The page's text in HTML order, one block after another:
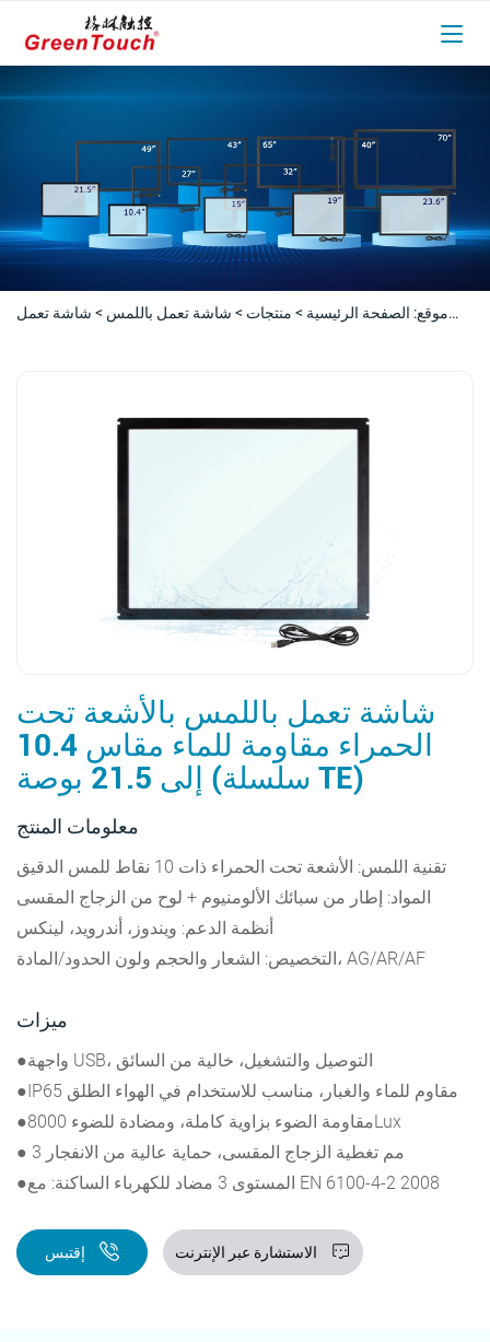
موقع: الصفحة الرئيسية > منتجات > شاشة تعمل باللمس > شاشة تعمل
شاشة تعمل باللمس بالأشعة تحت
الحمراء مقاومة للماء مقاس 10.4
إلى 21.5 بوصة (سلسلة TE)
معلومات المنتج
تقنية اللمس: الأشعة تحت الحمراء ذات 10 نقاط للمس الدقيق
المواد: إطار من سبائك الألومنيوم + لوح من الزجاج المقسى
أنظمة الدعم: ويندوز، أندرويد، لينكس
التخصيص: الشعار والحجم ولون الحدود/المادة، AG/AR/AF
ميزات
●واجهة USB، التوصيل والتشغيل، خالية من السائق
●IP65 مقاوم للماء والغبار، مناسب للاستخدام في الهواء الطلق
●مقاومة الضوء بزاوية كاملة، ومضادة للضوء 8000Lux
● 3 مم تغطية الزجاج المقسى، حماية عالية من الانفجار
●المستوى 3 مضاد للكهرباء الساكنة: مع EN 6100-4-2 2008